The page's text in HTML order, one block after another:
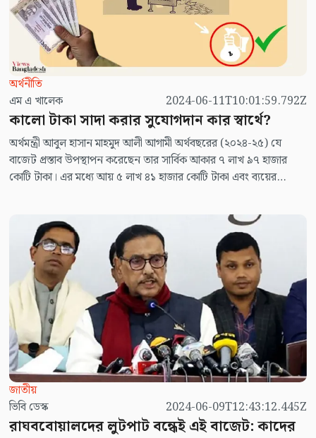
অর্থনীতি
এম এ খালেক
2024-06-11T10:01:59.792Z
কালো টাকা সাদা করার সুযোগদান কার স্বার্থে?
অর্থমন্ত্রী আবুল হাসান মাহমুদ আলী আগামী অর্থবছরের (২০২৪-২৫) যে
বাজেট প্রস্তাব উপস্থাপন করেছেন তার সার্বিক আকার ৭ লাখ ৯৭ হাজার
কোটি টাকা। এর মধ্যে আয় ৫ লাখ ৪১ হাজার কোটি টাকা এবং ব্যয়ের
দাঁড়াবে ২ লাখ ৫৬ হাজার কোটি টাকা। বাজেট ঘাটতি পূরণের জন্য স্থানীয় ও
বিদেশি বিভিন্ন সূত্র থেকে ঋণ গ্রহণ করা হবে ২ লাখ ৫১ হাজার ৬০০ কোটি
টাকা। এর মধ্যে বিদেশি ঋণের পরিমাণ ৯০ হাজার ৭০০ কোটি টাকা। বাজেট
ঘাটতি পূরণের জন্য ৪ হাজার ৪০০ কোটি টাকা অনুদান পাওয়া যাবে বলে
আশা করা হচ্ছে।
জাতীয়
ভিবি ডেস্ক
2024-06-09T12:43:12.445Z
রাঘববোয়ালদের লুটপাট বন্ধেই এই বাজেট: কাদের